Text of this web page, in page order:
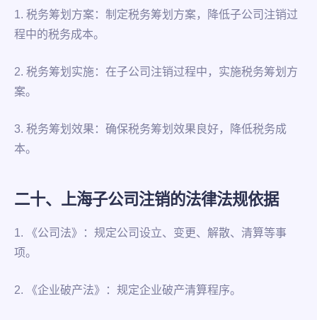
1. 税务筹划方案：制定税务筹划方案，降低子公司注销过
程中的税务成本。
2. 税务筹划实施：在子公司注销过程中，实施税务筹划方
案。
3. 税务筹划效果：确保税务筹划效果良好，降低税务成
本。
二十、上海子公司注销的法律法规依据
1. 《公司法》：规定公司设立、变更、解散、清算等事
项。
2. 《企业破产法》：规定企业破产清算程序。